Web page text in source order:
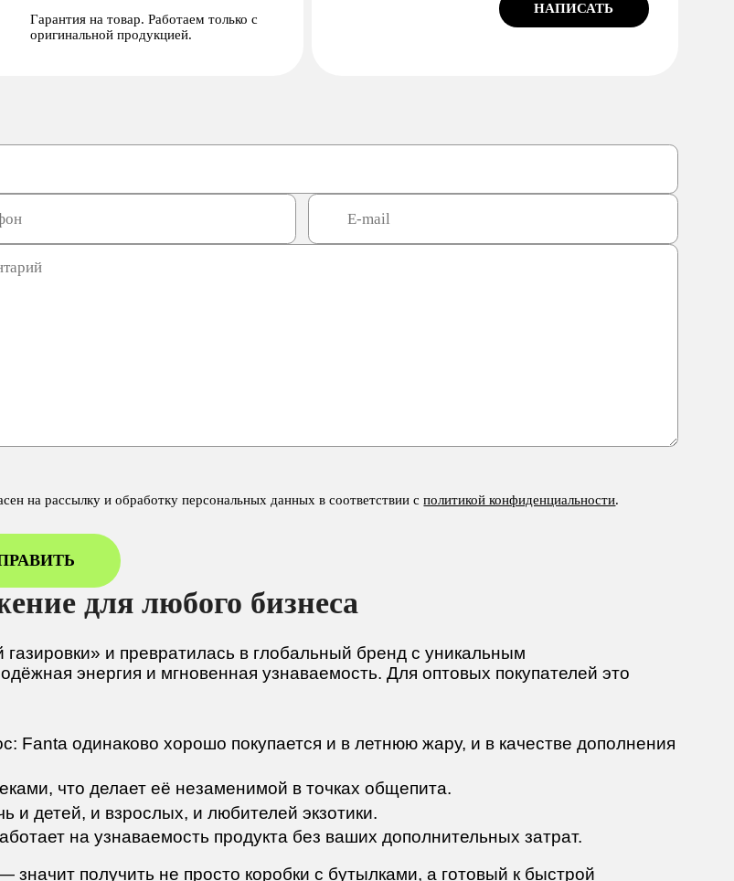
Гарантия на товар. Работаем только с
оригинальной продукцией.
НАПИСАТЬ
на рассылку и обработку персональных данных в соответствии сполитикой конфиденциальности.
для любого бизнеса
и превратилась в глобальный бренд с уникальным
энергия и мгновенная узнаваемость. Для оптовых покупателей это
Fanta одинаково хорошо покупается и в летнюю жару, и в качестве дополнения
что делает её незаменимой в точках общепита.
и детей, и взрослых, и любителей экзотики.
на узнаваемость продукта без ваших дополнительных затрат.
получить не просто коробки с бутылками, а готовый к быстрой